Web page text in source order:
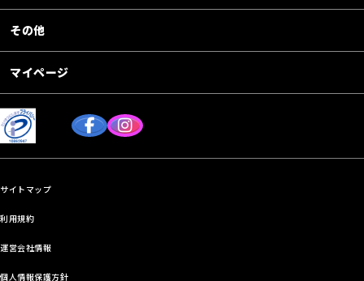
その他
マイページ
サイトマップ
利用規約
運営会社情報
個人情報保護方針